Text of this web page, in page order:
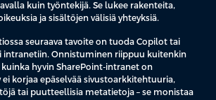
kuin työntekijä. Se lukee rakenteita,
ja sisältöjen välisiä yhteyksiä.
seuraava tavoite on tuoda Copilot tai
intranetiin. Onnistuminen riippuu kuitenkin
hyvin SharePoint-intranet on
ei korjaa epäselvää sivustoarkkitehtuuria,
tai puutteellisia metatietoja – se monistaa